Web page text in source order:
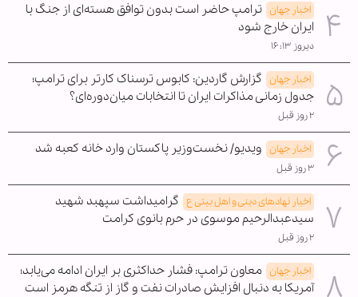
اخبار جهان ترامپ حاضر است بدون توافق هسته‌ای از جنگ با
ایران خارج شود
دیروز ۱۶:۱۳
اخبار جهان گزارش گاردین: کابوس ترسناک کارتر برای ترامپ؛
جدول زمانی مذاکرات ایران تا انتخابات میان‌دوره‌ای؟
۲ روز قبل
اخبار جهان ویدیو/ نخست‌وزیر پاکستان وارد خانه کعبه شد
۳ روز قبل
اخبار نهادهای دینی و اهل بیتی ع گرامیداشت سپهبد شهید
سیدعبدالرحیم موسوی در حرم بانوی کرامت
۲ روز قبل
اخبار جهان معاون ترامپ: فشار حداکثری بر ایران ادامه می‌یابد؛
آمریکا به دنبال افزایش صادرات نفت و گاز از تنگه هرمز است